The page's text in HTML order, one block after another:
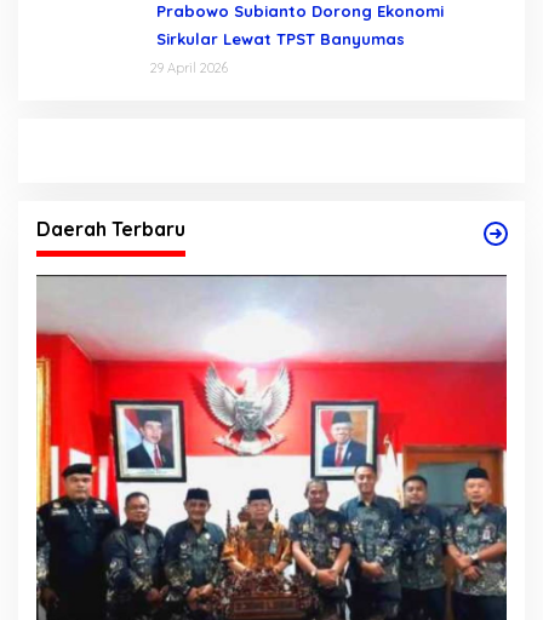
Prabowo Subianto Dorong Ekonomi
Sirkular Lewat TPST Banyumas
29 April 2026
Daerah Terbaru